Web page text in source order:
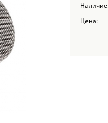
Цена: